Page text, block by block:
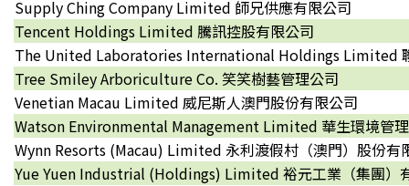
Supply Ching Company Limited 師兄供應有限公司
Tencent Holdings Limited 騰訊控股有限公司
The United Laboratories International Holdings Limited
Tree Smiley Arboriculture Co. 笑笑樹藝管理公司
Venetian Macau Limited 威尼斯人澳門股份有限公司
Watson Environmental Management Limited 華生環境管
Wynn Resorts (Macau) Limited 永利渡假村（澳門）股份有
Yue Yuen Industrial (Holdings) Limited 裕元工業（集團）